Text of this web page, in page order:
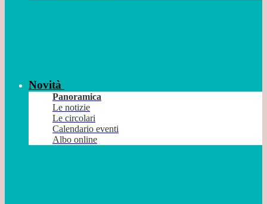
Novità
Panoramica
Le notizie
Le circolari
Calendario eventi
Albo online